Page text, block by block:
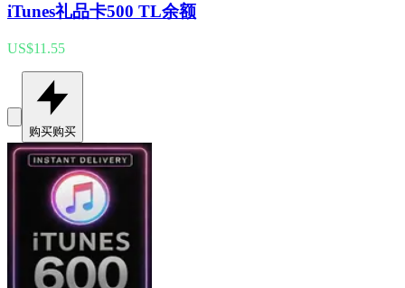
iTunes礼品卡500 TL余额
US$11.55
购买购买